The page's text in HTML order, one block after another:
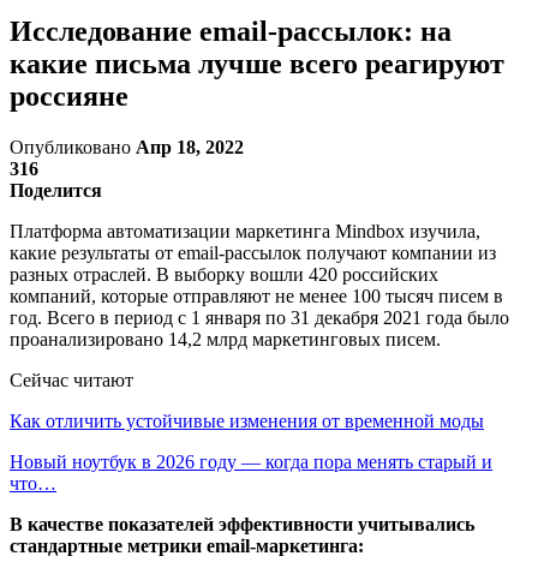
Исследование email-рассылок: на
какие письма лучше всего реагируют
россияне
Опубликовано Апр 18, 2022
316
Поделится
Платформа автоматизации маркетинга Mindbox изучила,
какие результаты от email-рассылок получают компании из
разных отраслей. В выборку вошли 420 российских
компаний, которые отправляют не менее 100 тысяч писем в
год. Всего в период с 1 января по 31 декабря 2021 года было
проанализировано 14,2 млрд маркетинговых писем.
Сейчас читают
Как отличить устойчивые изменения от временной моды
Новый ноутбук в 2026 году — когда пора менять старый и
что…
В качестве показателей эффективности учитывались
стандартные метрики email-маркетинга: